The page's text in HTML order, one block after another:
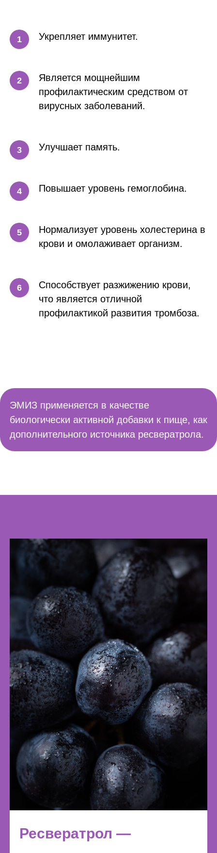
Укрепляет иммунитет.
Является мощнейшим
профилактическим средством от
вирусных заболеваний.
Улучшает память.
Повышает уровень гемоглобина.
Нормализует уровень холестерина в
крови и омолаживает организм.
Способствует разжижению крови,
что является отличной
профилактикой развития тромбоза.
ЭМИЗ применяется в качестве
биологически активной добавки к пище, как
дополнительного источника ресвератрола.
Ресвератрол —